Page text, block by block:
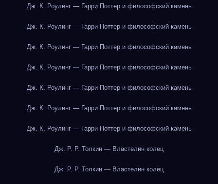
Дж. К. Роулинг — Гарри Поттер и философский камень
Дж. К. Роулинг — Гарри Поттер и философский камень
Дж. К. Роулинг — Гарри Поттер и философский камень
Дж. К. Роулинг — Гарри Поттер и философский камень
Дж. К. Роулинг — Гарри Поттер и философский камень
Дж. К. Роулинг — Гарри Поттер и философский камень
Дж. К. Роулинг — Гарри Поттер и философский камень
Дж. Р. Р. Толкин — Властелин колец
Дж. Р. Р. Толкин — Властелин колец